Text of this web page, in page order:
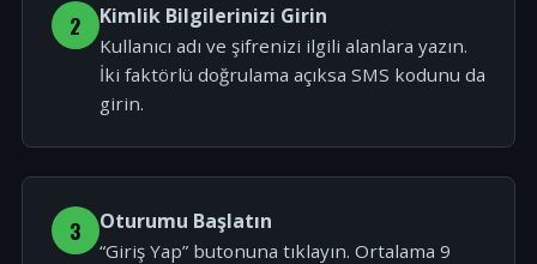
2 Kimlik Bilgilerinizi Girin
Kullanıcı adı ve şifrenizi ilgili alanlara yazın.
İki faktörlü doğrulama açıksa SMS kodunu da
girin.
3 Oturumu Başlatın
“Giriş Yap” butonuna tıklayın. Ortalama 9